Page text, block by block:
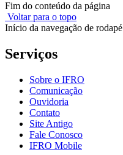
Fim do conteúdo da página
Voltar para o topo
Início da navegação de rodapé
Serviços
Sobre o IFRO
Comunicação
Ouvidoria
Contato
Site Antigo
Fale Conosco
IFRO Mobile